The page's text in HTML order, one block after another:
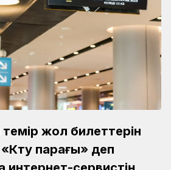
жол билеттерін
парағы» деп